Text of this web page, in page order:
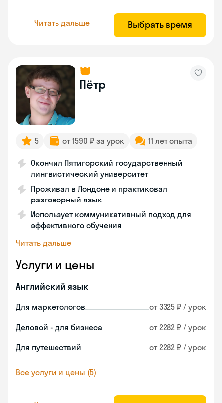
Читать дальше Выбрать время
Пётр
5 от 1590 ₽ за урок 11 лет опыта
Окончил Пятигорский государственный
лингвистический университет
Проживал в Лондоне и практиковал
разговорный язык
Использует коммуникативный подход для
эффективного обучения
Читать дальше
Услуги и цены
Английский язык
Для маркетологов от 3325 ₽ / урок
Деловой - для бизнеса от 2282 ₽ / урок
Для путешествий от 2282 ₽ / урок
Все услуги и цены (5)